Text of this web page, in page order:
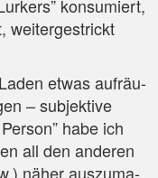
kon­su­miert,
wei­ter­ge­strickt
etwas auf­räu­
– sub­jek­ti­ve
habe ich
all den ande­ren
näher aus­zu­ma­